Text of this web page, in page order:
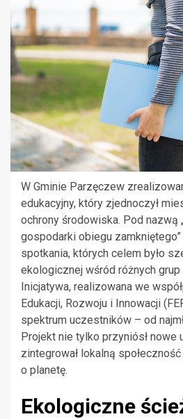
W Gminie Parzęczew
edukacyjny, który zjednoczył
ochrony środowiska. Pod nazwą
gospodarki obiegu
spotkania, których celem było
ekologicznej wśród różnych
Inicjatywa, realizowana we
Edukacji, Rozwoju i Innowacji
spektrum uczestników – od
Projekt nie tylko przyniósł nowe
zintegrował lokalną
o planetę.
Ekologiczne